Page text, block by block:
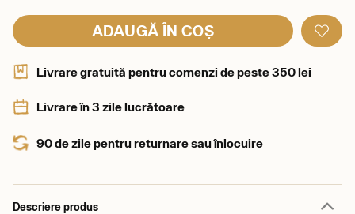
ADAUGĂ ÎN COȘ
Livrare gratuită pentru comenzi de peste 350 lei
Livrare în 3 zile lucrătoare
90 de zile pentru returnare sau înlocuire
Descriere produs